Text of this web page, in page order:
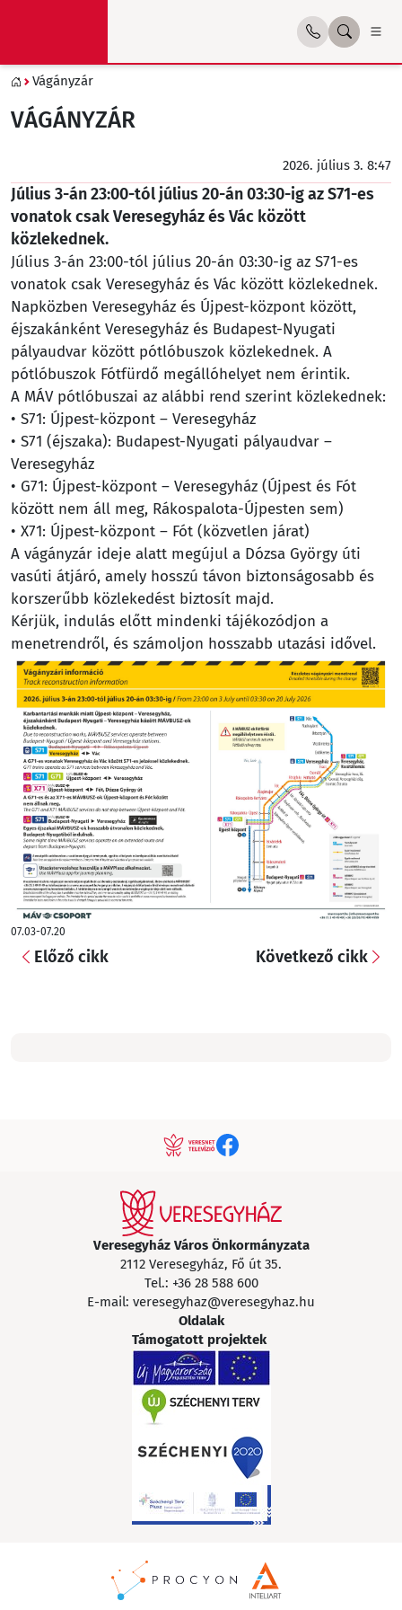
Vágányzár
VÁGÁNYZÁR
2026. július 3. 8:47
Július 3-án 23:00-tól július 20-án 03:30-ig az S71-es
vonatok csak Veresegyház és Vác között
közlekednek.
Július 3-án 23:00-tól július 20-án 03:30-ig az S71-es
vonatok csak Veresegyház és Vác között közlekednek.
Napközben Veresegyház és Újpest-központ között,
éjszakánként Veresegyház és Budapest-Nyugati
pályaudvar között pótlóbuszok közlekednek. A
pótlóbuszok Fótfürdő megállóhelyet nem érintik.
A MÁV pótlóbuszai az alábbi rend szerint közlekednek:
• S71: Újpest-központ – Veresegyház
• S71 (éjszaka): Budapest-Nyugati pályaudvar –
Veresegyház
• G71: Újpest-központ – Veresegyház (Újpest és Fót
között nem áll meg, Rákospalota-Újpesten sem)
• X71: Újpest-központ – Fót (közvetlen járat)
A vágányzár ideje alatt megújul a Dózsa György úti
vasúti átjáró, amely hosszú távon biztonságosabb és
korszerűbb közlekedést biztosít majd.
Kérjük, indulás előtt mindenki tájékozódjon a
menetrendről, és számoljon hosszabb utazási idővel.
07.03-07.20
Előző cikk Következő cikk
Veresegyház Város Önkormányzata
2112 Veresegyház, Fő út 35.
Tel.: +36 28 588 600
E-mail: veresegyhaz@veresegyhaz.hu
Oldalak
Támogatott projektek